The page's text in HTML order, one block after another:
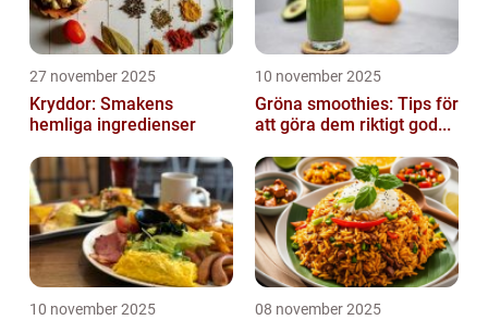
27 november 2025
Kryddor: Smakens
hemliga ingredienser
10 november 2025
Gröna smoothies: Tips för
att göra dem riktigt god...
10 november 2025 08 november 2025